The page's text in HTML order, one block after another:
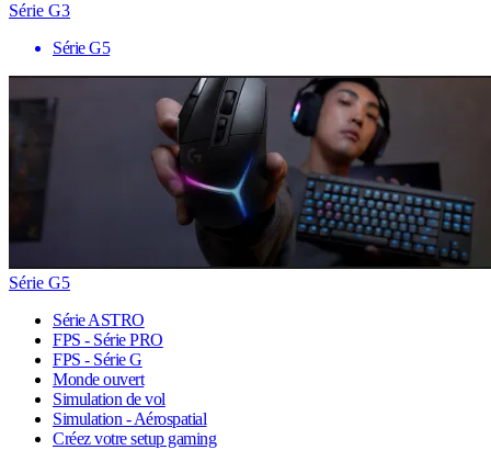
Série G3
Série G5
Série G5
Série ASTRO
FPS - Série PRO
FPS - Série G
Monde ouvert
Simulation de vol
Simulation - Aérospatial
Créez votre setup gaming